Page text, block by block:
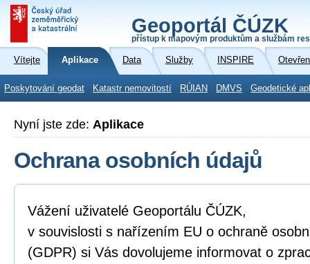
Geoportál ČÚZK
přístup k mapovým produktům a službám
Vítejte Aplikace Data Služby INSPIRE
Poskytování geodat Katastr nemovitostí RÚIAN DMVS Geodetické
Nyní jste zde: Aplikace
Ochrana osobních údajů
Vážení uživatelé Geoportálu ČÚZK,
v souvislosti s nařízením EU o ochraně
(GDPR) si Vás dovolujeme informovat o